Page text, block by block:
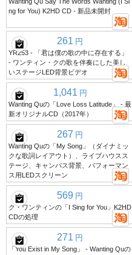
Wanting Qu Say The Words Wanting (I Si
ng for You) K2HD CD - 新品未開封
261 円
YR253 - 「君は僕の歌の中に存在する」
- ワンティン・クの歌を伴奏にした美し
いステージLED背景ビデオ
1,041 円
Wanting Quの「Love Loss Latitude」 - 最
新オリジナルCD（2017年）
267 円
Wanting Quの「My Song」（ダイナミッ
クな歌詞レイアウト）、ライブハウスス
テージ、キャンパス背景、パフォーマン
ス用LEDスクリーン
569 円
ク・ワンティンの「I Sing for You」K2HD
CDの処理
271 円
「You Exist in My Song」 - Wanting Quの